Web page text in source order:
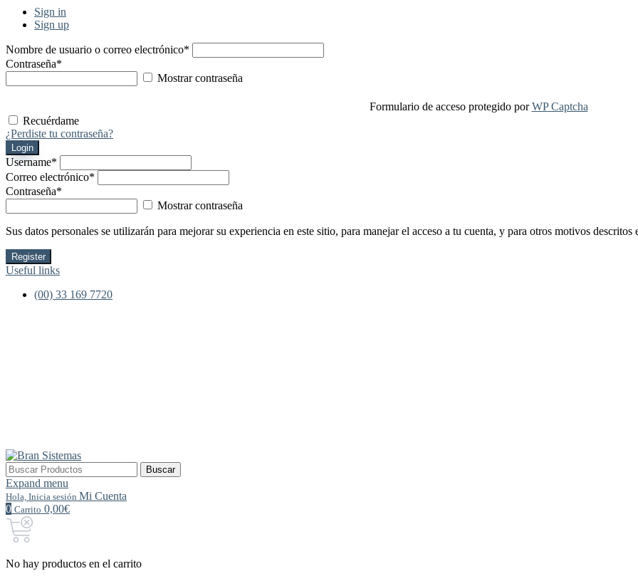
Sign in
Sign up
Nombre de usuario o correo electrónico*
Contraseña*
Mostrar contraseña
Formulario de acceso protegido porWP Captcha
Recuérdame
¿Perdiste tu contraseña?
Login
Username*
Correo electrónico*
Contraseña*
Mostrar contraseña
Sus datos personales se utilizarán para mejorar su experiencia en este sitio, para manejar el acceso a tu cuenta, y para otros motivos descritos
Register
Useful links
(00) 33 169 7720
Buscar
por:
Buscar
Expand menu
Hola, Inicia sesión Mi Cuenta
0 Carrito 0,00€
No hay productos en el carrito